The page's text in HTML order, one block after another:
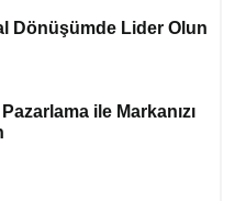
Dönüşümde Lider Olun
ile Markanızı